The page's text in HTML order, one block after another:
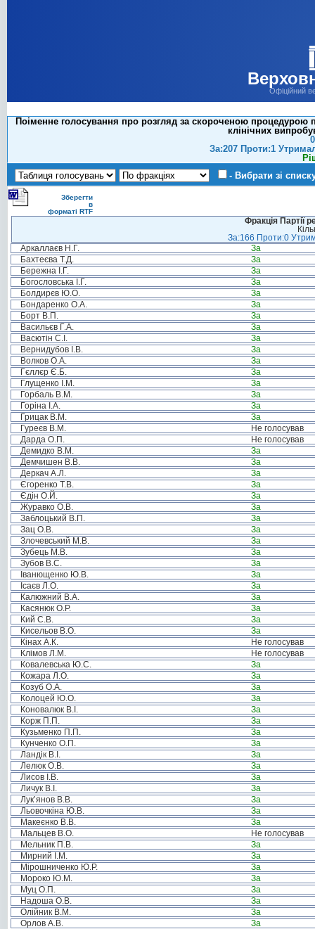
Офіційний
Поіменне голосування про розгляд за скороченою процедурою
клінічних
За:207 Проти:1
- Вибрати зі
Зберегти
в
форматі RTF
Фракція Партії
За:166 Проти:0
Аркаллаєв Н.Г.
За
Бахтеєва Т.Д.
За
Бережна І.Г.
За
Богословська І.Г.
За
Болдирєв Ю.О.
За
Бондаренко О.А.
За
Борт В.П.
За
Васильєв Г.А.
За
Васютін С.І.
За
Вернидубов І.В.
За
Волков О.А.
За
Гєллєр Є.Б.
За
Глущенко І.М.
За
Горбаль В.М.
За
Горіна І.А.
За
Грицак В.М.
За
Гуреєв В.М.
Не голосував
Дарда О.П.
Не голосував
Демидко В.М.
За
Демчишен В.В.
За
Деркач А.Л.
За
Єгоренко Т.В.
За
Єдін О.Й.
За
Журавко О.В.
За
Заблоцький В.П.
За
Зац О.В.
За
Злочевський М.В.
За
Зубець М.В.
За
Зубов В.С.
За
Іванющенко Ю.В.
За
Ісаєв Л.О.
За
Калюжний В.А.
За
Касянюк О.Р.
За
Кий С.В.
За
Кисельов В.О.
За
Кінах А.К.
Не голосував
Клімов Л.М.
Не голосував
Ковалевська Ю.С.
За
Кожара Л.О.
За
Козуб О.А.
За
Колоцей Ю.О.
За
Коновалюк В.І.
За
Корж П.П.
За
Кузьменко П.П.
За
Кунченко О.П.
За
Ландік В.І.
За
Лелюк О.В.
За
Лисов І.В.
За
Личук В.І.
За
Лук’янов В.В.
За
Льовочкіна Ю.В.
За
Макеєнко В.В.
За
Мальцев В.О.
Не голосував
Мельник П.В.
За
Мирний І.М.
За
Мірошниченко Ю.Р.
За
Мороко Ю.М.
За
Муц О.П.
За
Надоша О.В.
За
Олійник В.М.
За
Орлов А.В.
За